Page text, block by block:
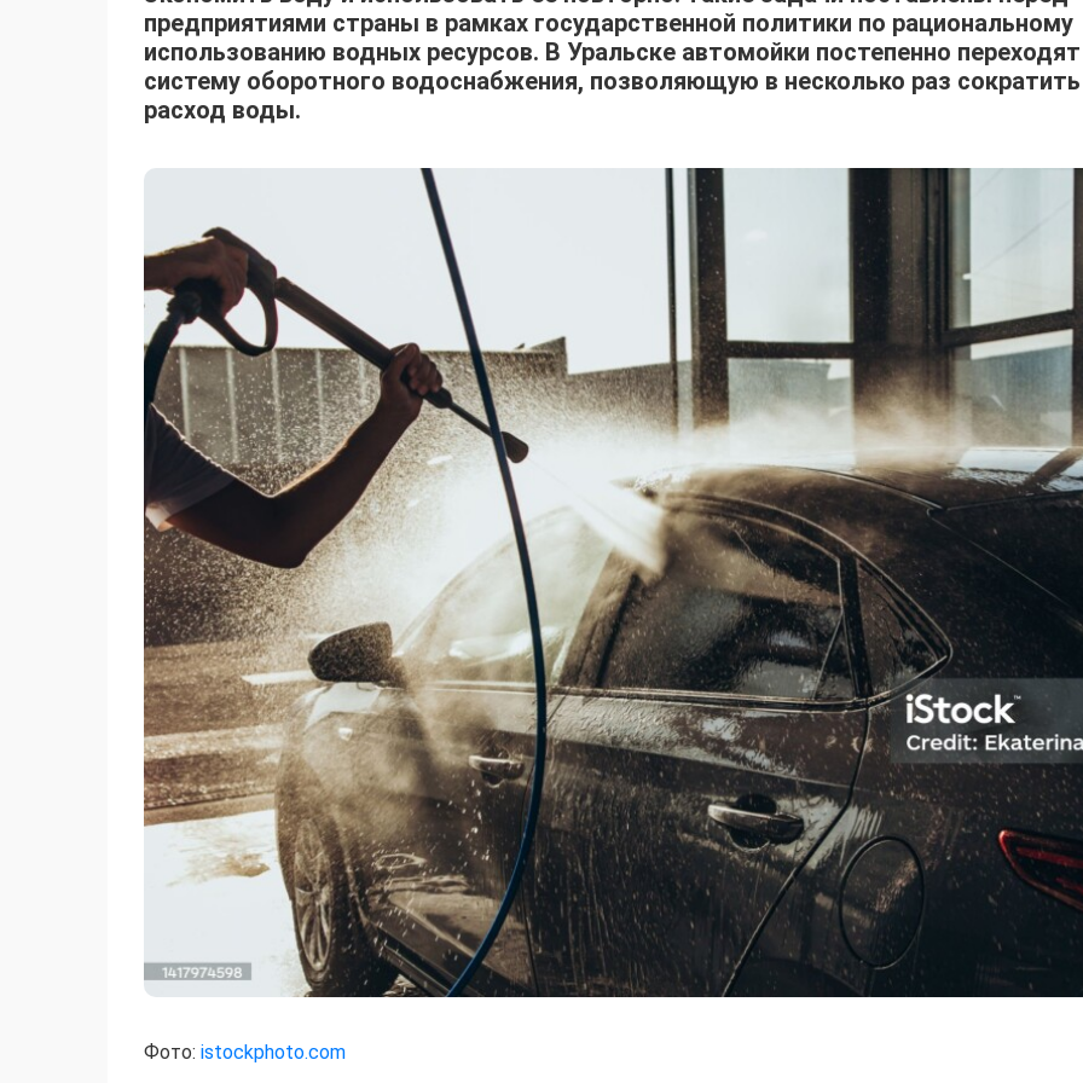
предприятиями страны в рамках государственной политики по рациональному
использованию водных ресурсов. В Уральске автомойки постепенно
систему оборотного водоснабжения, позволяющую в несколько раз сократить
расход воды.
Фото: istockphoto.com